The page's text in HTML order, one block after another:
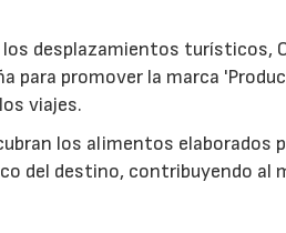
los desplazamientos
para promover la marca
viajes.
los alimentos elaborados
del destino, contribuyendo al